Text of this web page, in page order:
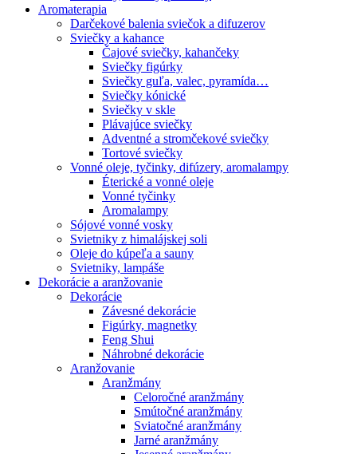
Aromaterapia
Darčekové balenia sviečok a difuzerov
Sviečky a kahance
Čajové sviečky, kahančeky
Sviečky figúrky
Sviečky guľa, valec, pyramída…
Sviečky kónické
Sviečky v skle
Plávajúce sviečky
Adventné a stromčekové sviečky
Tortové sviečky
Vonné oleje, tyčinky, difúzery, aromalampy
Éterické a vonné oleje
Vonné tyčinky
Aromalampy
Sójové vonné vosky
Svietniky z himalájskej soli
Oleje do kúpeľa a sauny
Svietniky, lampáše
Dekorácie a aranžovanie
Dekorácie
Závesné dekorácie
Figúrky, magnetky
Feng Shui
Náhrobné dekorácie
Aranžovanie
Aranžmány
Celoročné aranžmány
Smútočné aranžmány
Sviatočné aranžmány
Jarné aranžmány